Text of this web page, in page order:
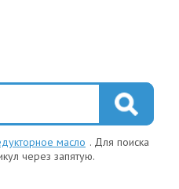
масло . Для поиска
через запятую.